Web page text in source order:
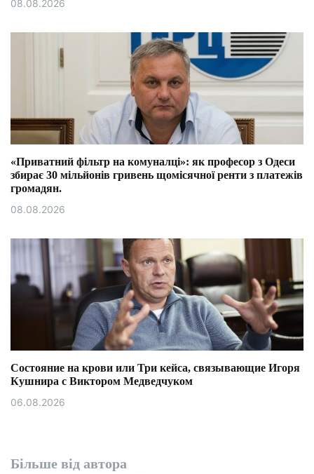
08.08.2026
«Приватний фільтр на комуналці»: як професор з Одеси
збирає 30 мільйонів гривень щомісячної ренти з платежів
громадян.
08.08.2026
Состояние на крови или Три кейса, связывающие Игоря
Кушнира с Виктором Медведчуком
06.08.2026
Більше від автора